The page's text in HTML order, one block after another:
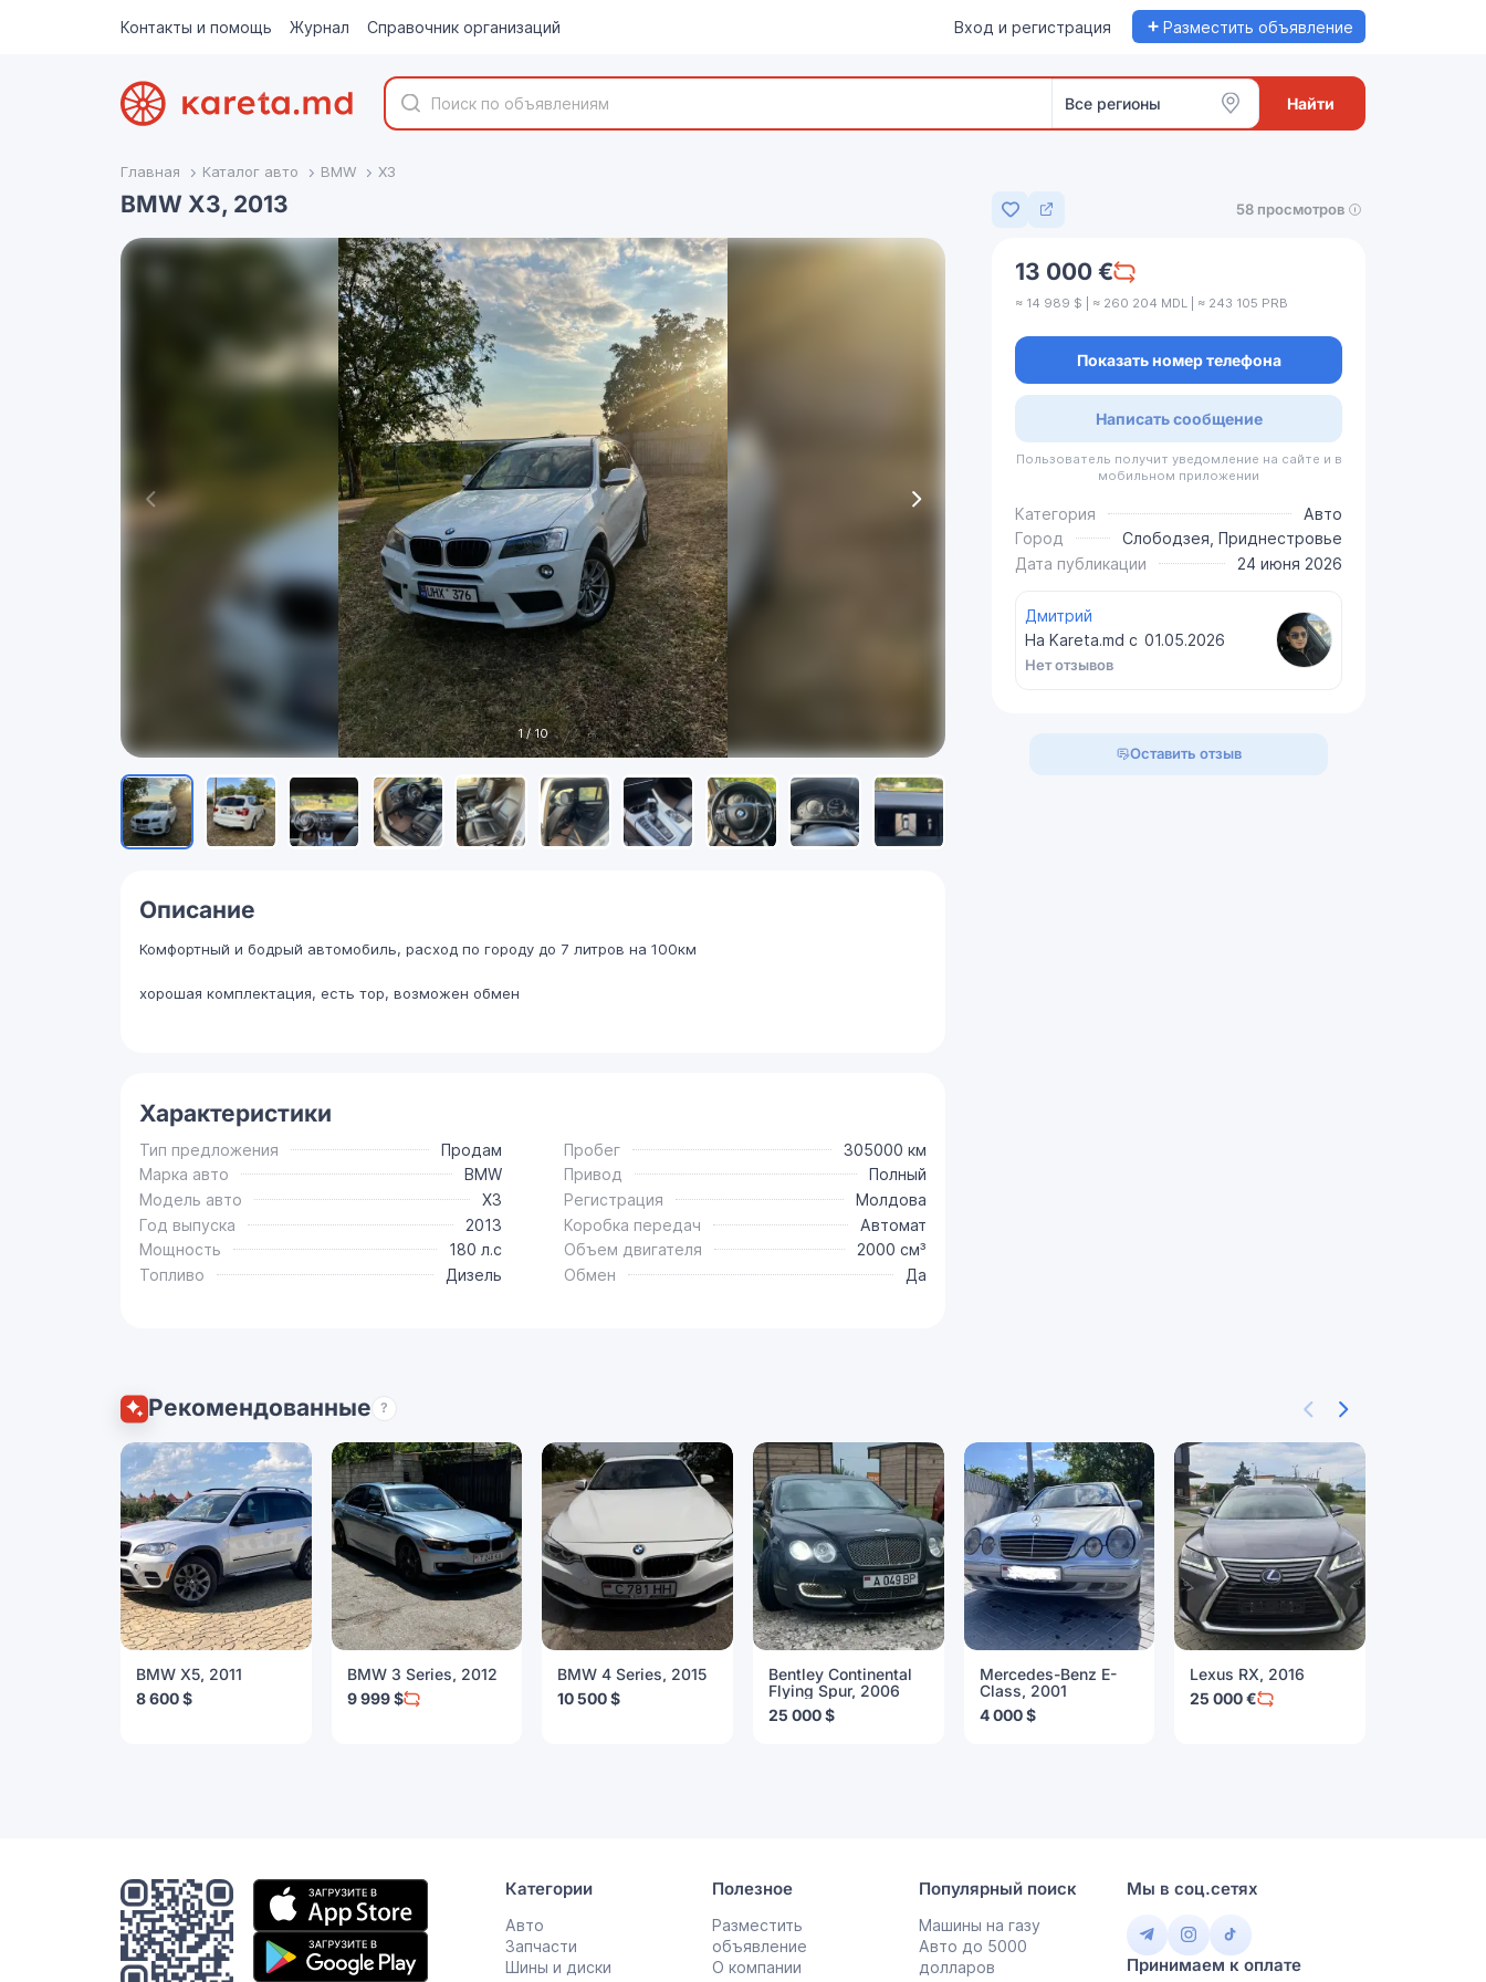
Контакты и помощь Журнал Справочник организаций Вход и регистрация + Разместить объявление
Все регионы Найти
Главная Каталог авто BMW X3
BMW X3, 2013
Добавить в избранное
58 просмотров
1/10
Описание
Комфортный и бодрый автомобиль, расход по городу до 7 литров на 100км
хорошая комплектация, есть тор, возможен обмен
Характеристики
Тип предложения
Продам
Марка авто
BMW
Модель авто
X3
Год выпуска
2013
Мощность
180 л.с
Топливо
Дизель
Пробег
305000 км
Привод
Полный
Регистрация
Молдова
Коробка передач
Автомат
Объем двигателя
2000 см³
Обмен
Да
13 000 €
≈ 14 989 $ | ≈ 260 204 MDL | ≈ 243 105 PRB
Показать номер телефона
Написать сообщение
Пользователь получит уведомление на сайте и в
мобильном приложении
Категория
Авто
Город
Слободзея, Приднестровье
Дата публикации
24 июня 2026
Дмитрий
На Kareta.md с 01.05.2026
Нет отзывов
Оставить отзыв
Рекомендованные ?
BMW X5, 2011
8 600 $
BMW 3 Series, 2012
9 999 $
BMW 4 Series, 2015
10 500 $
Bentley Continental
Flying Spur, 2006
25 000 $
Mercedes-Benz E-
Class, 2001
4 000 $
Lexus RX, 2016
25 000 €
Мобильное
приложение
Категории
Авто
Запчасти
Шины и диски
Полезное
Разместить
объявление
О компании
Популярный поиск
Машины на газу
Авто до 5000
долларов
Мы в соц.сетях
Принимаем к оплате